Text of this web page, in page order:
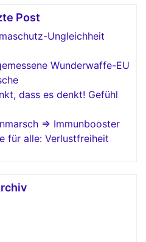
Post
Ungleichheit
Wunderwaffe-EU
dass es denkt! Gefühl
=> Immunbooster
für alle: Verlustfreiheit